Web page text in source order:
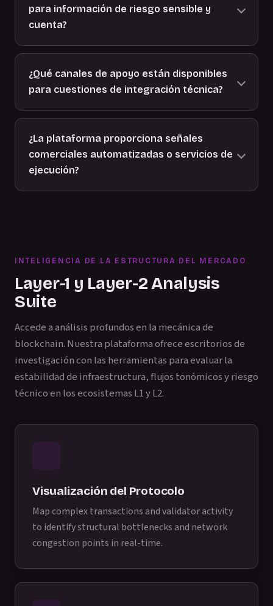
para información de riesgo sensible y
cuenta?
¿Qué canales de apoyo están disponibles
para cuestiones de integración técnica?
¿La plataforma proporciona señales
comerciales automatizadas o servicios de
ejecución?
INTELIGENCIA DE LA ESTRUCTURA DEL MERCADO
Layer-1 y Layer-2 Analysis
Suite
Accede a análisis profundos en la mecánica de
blockchain. Nuestra plataforma ofrece escritorios de
investigación con las herramientas para evaluar la
estabilidad de infraestructura, flujos tonómicos y riesgo
técnico en los ecosistemas L1 y L2.
Visualización del Protocolo
Map complex transactions and validator activity
to identify structural bottlenecks and network
congestion points in real-time.